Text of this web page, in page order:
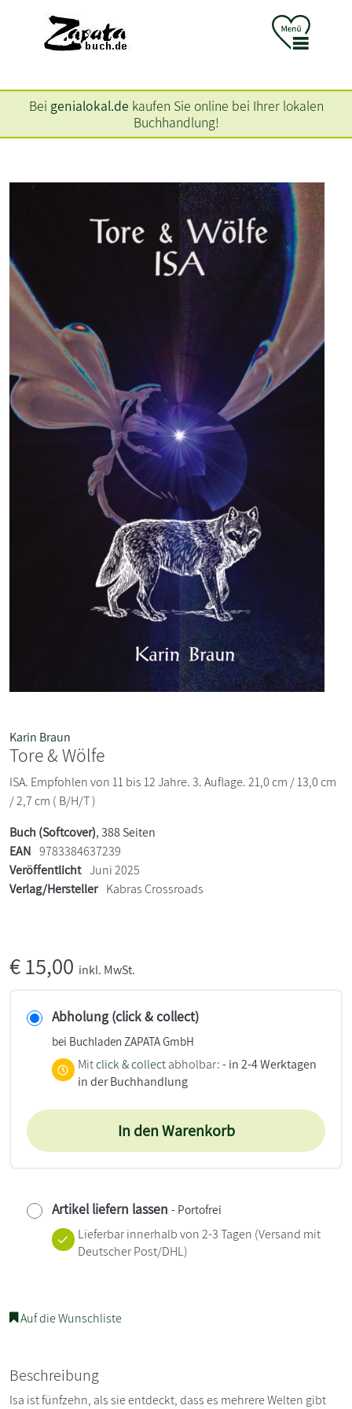
Bei genialokal.de kaufen Sie online bei Ihrer lokalen
Buchhandlung!
Karin Braun
Tore & Wölfe
ISA. Empfohlen von 11 bis 12 Jahre. 3. Auflage. 21,0 cm / 13,0 cm
/ 2,7 cm ( B/H/T )
Buch (Softcover), 388 Seiten
EAN 9783384637239
Veröffentlicht Juni 2025
Verlag/Hersteller Kabras Crossroads
€15,00 inkl. MwSt.
Abholung (click & collect)
bei Buchladen ZAPATA GmbH
Mitclick & collect abholbar:- in 2-4 Werktagen
in der Buchhandlung
In den Warenkorb
Artikel liefern lassen - Portofrei
Lieferbar innerhalb von 2-3 Tagen (Versand mit
Deutscher Post/DHL)
Auf die Wunschliste
Beschreibung
Isa ist fünfzehn, als sie entdeckt, dass es mehrere Welten gibt